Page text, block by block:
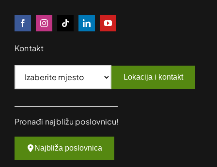
Kontakt
Lokacija i kontakt
Pronađi najbližu poslovnicu!
Najbliža poslovnica